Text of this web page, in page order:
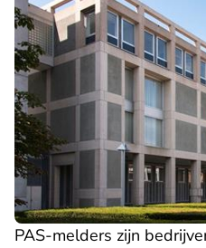
PAS-melders zijn